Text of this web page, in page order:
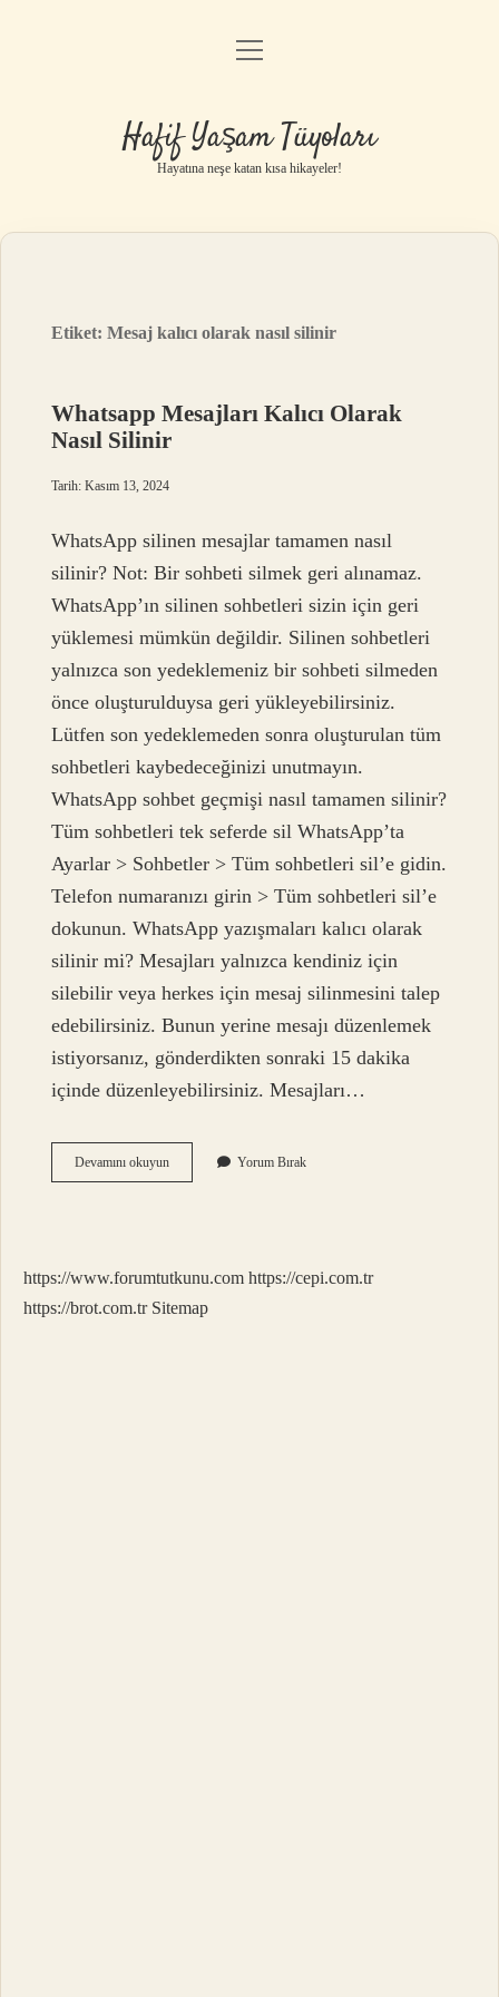
Anasayfa
Yasal Uyarı
menüyü
Hafif Yaşam Tüyoları
Hayatına neşe katan kısa hikayeler!
Etiket:Mesaj kalıcı olarak nasıl silinir
Whatsapp Mesajları Kalıcı Olarak
Nasıl Silinir
Tarih: Kasım 13, 2024
WhatsApp silinen mesajlar tamamen nasıl
silinir? Not: Bir sohbeti silmek geri alınamaz.
WhatsApp’ın silinen sohbetleri sizin için geri
yüklemesi mümkün değildir. Silinen sohbetleri
yalnızca son yedeklemeniz bir sohbeti silmeden
önce oluşturulduysa geri yükleyebilirsiniz.
Lütfen son yedeklemeden sonra oluşturulan tüm
sohbetleri kaybedeceğinizi unutmayın.
WhatsApp sohbet geçmişi nasıl tamamen silinir?
Tüm sohbetleri tek seferde sil WhatsApp’ta
Ayarlar > Sohbetler > Tüm sohbetleri sil’e gidin.
Telefon numaranızı girin > Tüm sohbetleri sil’e
dokunun. WhatsApp yazışmaları kalıcı olarak
silinir mi? Mesajları yalnızca kendiniz için
silebilir veya herkes için mesaj silinmesini talep
edebilirsiniz. Bunun yerine mesajı düzenlemek
istiyorsanız, gönderdikten sonraki 15 dakika
içinde düzenleyebilirsiniz. Mesajları…
Devamını okuyunWhatsapp
Mesajları
Yorum Bırak
https://www.forumtutkunu.com https://cepi.com.tr
https://brot.com.tr Sitemap